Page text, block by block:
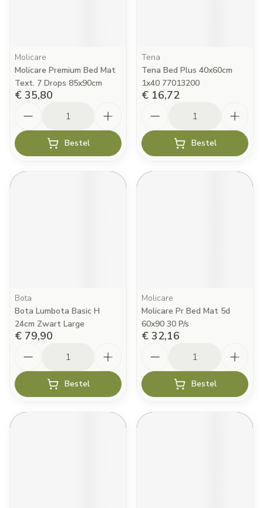
Molicare
Molicare Premium Bed Mat
Text. 7 Drops 85x90cm
€ 35,80
Bestel
Tena
Tena Bed Plus 40x60cm
1x40 77013200
€ 16,72
Bestel
Bota
Bota Lumbota Basic H
24cm Zwart Large
€ 79,90
Bestel
Molicare
Molicare Pr Bed Mat 5d
60x90 30 P/s
€ 32,16
Bestel